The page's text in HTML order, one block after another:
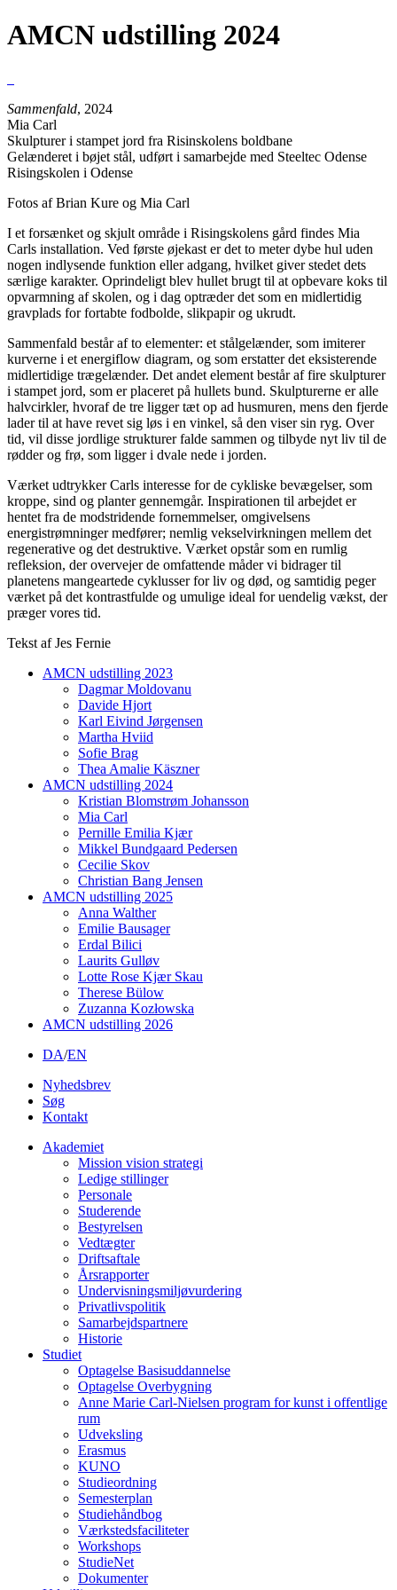
AMCN udstilling 2024
Sammenfald, 2024
Mia Carl
Skulpturer i stampet jord fra Risinskolens boldbane
Gelænderet i bøjet stål, udført i samarbejde med Steeltec Odense
Risingskolen i Odense
Fotos af Brian Kure og Mia Carl
I et forsænket og skjult område i Risingskolens gård findes Mia
Carls installation. Ved første øjekast er det to meter dybe hul uden
nogen indlysende funktion eller adgang, hvilket giver stedet dets
særlige karakter. Oprindeligt blev hullet brugt til at opbevare koks til
opvarmning af skolen, og i dag optræder det som en midlertidig
gravplads for fortabte fodbolde, slikpapir og ukrudt.
Sammenfald består af to elementer: et stålgelænder, som imiterer
kurverne i et energiflow diagram, og som erstatter det eksisterende
midlertidige trægelænder. Det andet element består af fire skulpturer
i stampet jord, som er placeret på hullets bund. Skulpturerne er alle
halvcirkler, hvoraf de tre ligger tæt op ad husmuren, mens den fjerde
lader til at have revet sig løs i en vinkel, så den viser sin ryg. Over
tid, vil disse jordlige strukturer falde sammen og tilbyde nyt liv til de
rødder og frø, som ligger i dvale nede i jorden.
Værket udtrykker Carls interesse for de cykliske bevægelser, som
kroppe, sind og planter gennemgår. Inspirationen til arbejdet er
hentet fra de modstridende fornemmelser, omgivelsens
energistrømninger medfører; nemlig vekselvirkningen mellem det
regenerative og det destruktive. Værket opstår som en rumlig
refleksion, der overvejer de omfattende måder vi bidrager til
planetens mangeartede cyklusser for liv og død, og samtidig peger
værket på det kontrastfulde og umulige ideal for uendelig vækst, der
præger vores tid.
Tekst af Jes Fernie
AMCN udstilling 2023
Dagmar Moldovanu
Davide Hjort
Karl Eivind Jørgensen
Martha Hviid
Sofie Brag
Thea Amalie Käszner
AMCN udstilling 2024
Kristian Blomstrøm Johansson
Mia Carl
Pernille Emilia Kjær
Mikkel Bundgaard Pedersen
Cecilie Skov
Christian Bang Jensen
AMCN udstilling 2025
Anna Walther
Emilie Bausager
Erdal Bilici
Laurits Gulløv
Lotte Rose Kjær Skau
Therese Bülow
Zuzanna Kozłowska
AMCN udstilling 2026
DA/EN
Nyhedsbrev
Søg
Kontakt
Akademiet
Mission vision strategi
Ledige stillinger
Personale
Studerende
Bestyrelsen
Vedtægter
Driftsaftale
Årsrapporter
Undervisningsmiljøvurdering
Privatlivspolitik
Samarbejdspartnere
Historie
Studiet
Optagelse Basisuddannelse
Optagelse Overbygning
Anne Marie Carl-Nielsen program for kunst i offentlige
rum
Udveksling
Erasmus
KUNO
Studieordning
Semesterplan
Studiehåndbog
Værkstedsfaciliteter
Workshops
StudieNet
Dokumenter